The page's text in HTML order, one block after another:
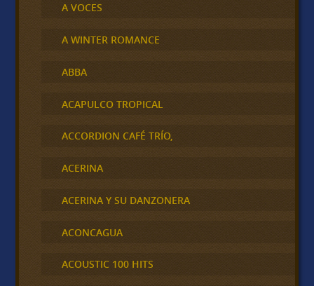
A VOCES
A WINTER ROMANCE
ABBA
ACAPULCO TROPICAL
ACCORDION CAFÉ TRÍO,
ACERINA
ACERINA Y SU DANZONERA
ACONCAGUA
ACOUSTIC 100 HITS